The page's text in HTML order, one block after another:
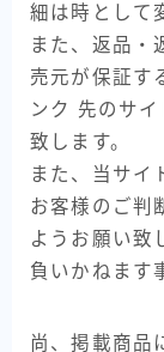
細は時として
また、返品・
売元が保証す
ンク 先のサ
致します。
また、当サイ
お客様のご判
ようお願い致
負いかねます
尚、掲載商品